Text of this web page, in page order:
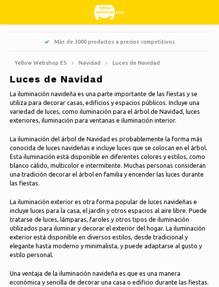
Hoofdmenu / limpieza
Cocina & Cocinar
Limpieza
Hoofdmenu / aficiones y tiempo libre
Libros
Creativo
Bicicletas
Camping
Viajar
Patines de hielo
Deporte
Otros
Hoofdmenu / navidad
Árboles de Navidad artificiales
Coronas navideñas y guirnaldas
Luces de Navidad
Decoración navideña
Hoofdmenu / ropa
Chaquetas Nordberg Outdoor
Deportes de invierno Nordberg Outdoor
Calcetines
Térmico
Hoofdmenu / dulces y golosinas
Dulce, ácido y regaliz
Hoofdmenu / jardín
Barbacoa
Jardineras y macetas
Decoración de jardín
Herramientas de jardín
Muebles de jardín
Hoofdmenu / hogar
Felpones
Decoración y accesorios para el hogar
Cuadros de vidrio
Velas
Relojes
Cojines y ropa de cama
Lámparas y iluminación
Cestas, macetas y jarrones
Hoofdmenu
Nederlands
Deutsch
Français
Español
Italiano
Polski
Más de 3000 productos a precios competitivos
Yellow Webshop ES Navidad Luces de Navidad
Luces de Navidad
La iluminación navideña es una parte importante de las fiestas y se
utiliza para decorar casas, edificios y espacios públicos. Incluye una
variedad de luces, como iluminación para el árbol de Navidad, luces
exteriores, iluminación para ventanas e iluminación interior.
La iluminación del árbol de Navidad es probablemente la forma más
conocida de luces navideñas e incluye luces que se colocan en el árbol.
Esta iluminación está disponible en diferentes colores y estilos, como
blanco cálido, multicolor e intermitente. Muchas personas consideran
una tradición decorar el árbol en familia y encender las luces durante
las fiestas.
La iluminación exterior es otra forma popular de luces navideñas e
incluye luces para la casa, el jardín y otros espacios al aire libre. Puede
tratarse de luces, lámparas, faroles y otros tipos de iluminación
utilizados para iluminar y decorar el exterior del hogar. La iluminación
exterior está disponible en diversos estilos, desde tradicional y
elegante hasta moderno y minimalista, y puede adaptarse al gusto y
estilo personal.
Una ventaja de la iluminación navideña es que es una manera
económica y sencilla de decorar una casa o edificio durante las fiestas.